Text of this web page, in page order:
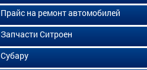
Прайс на ремонт автомобилей
Запчасти Ситроен
Субару